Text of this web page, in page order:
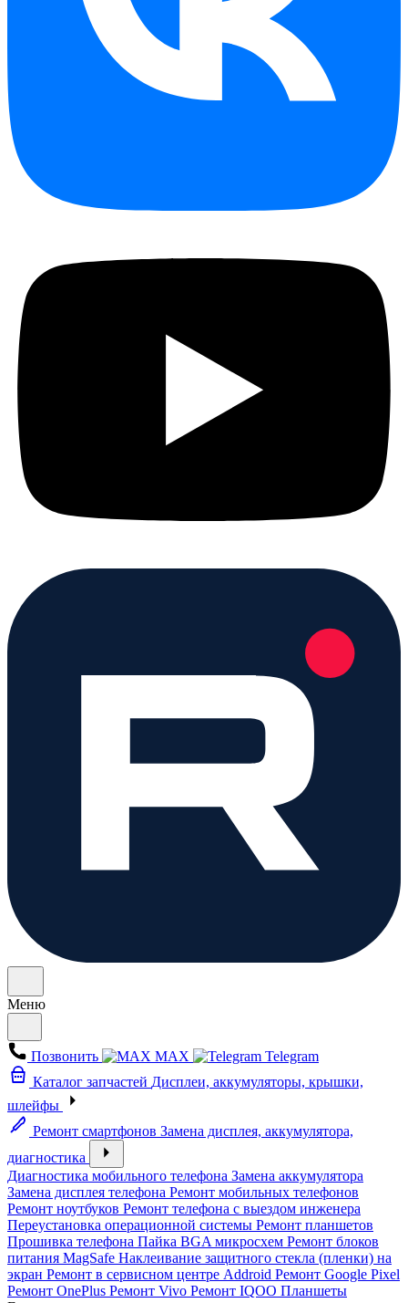
Меню
Позвонить MAX
Telegram
Каталог запчастей Дисплеи, аккумуляторы, крышки,
шлейфы
Ремонт смартфонов Замена дисплея, аккумулятора,
диагностика
Диагностика мобильного телефона Замена аккумулятора
Замена дисплея телефона Ремонт мобильных телефонов
Ремонт ноутбуков Ремонт телефона с выездом инженера
Переустановка операционной системы Ремонт планшетов
Прошивка телефона Пайка BGA микросхем Ремонт блоков
питания MagSafe Наклеивание защитного стекла (пленки) на
экран Ремонт в сервисном центре Addroid Ремонт Google Pixel
Ремонт OnePlus Ремонт Vivo Ремонт IQOO Планшеты